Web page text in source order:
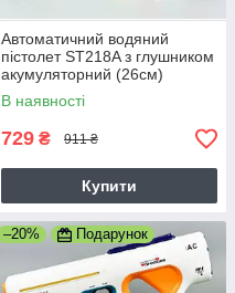
Автоматичний водяний
пістолет ST218A з глушником
акумуляторний (26см)
В наявності
729 ₴ 911 ₴
Купити
–20% Подарунок